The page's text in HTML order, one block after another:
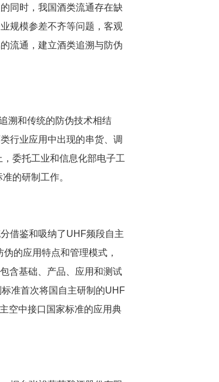
同时，我国酒类流通存在缺
规模参差不齐等问题，客观
流通，建立酒类追溯与防伪
溯和传统的防伪技术相结
行业应用中出现的串货、调
委托工业和信息化部电子工
的研制工作。
借鉴和吸纳了UHF频段自主
的应用特点和管理模式，
含基础、产品、应用和测试
准首次将国自主研制的UHF
空中接口国家标准的应用典